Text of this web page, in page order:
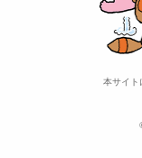
本サイト